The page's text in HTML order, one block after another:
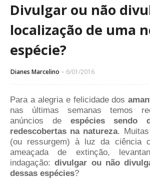
Divulgar ou não
localização de uma
espécie?
Dianes Marcelino 6/01/2016
Para a alegria e felicidade dos
nas últimas semanas temos
anúncios de espécies sendo
redescobertas na natureza.
(ou ressurgem) à luz da ciência
ameaçada de extinção,
indagação:divulgar ou não
dessas espécies?